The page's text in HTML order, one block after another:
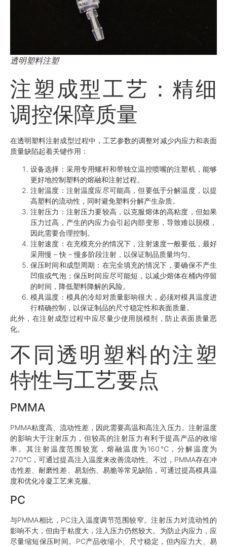
透明塑料注塑
注塑成型工艺：精细
调控保障质量
在透明塑料注射成型过程中，工艺参数的调整对减少内应力和表面
质量缺陷起着关键作用：
设备选择 ：采用专用螺杆和带独立温控喷嘴的注塑机，能够
更好地控制塑料的熔融和注射过程。
注射温度 ：注射温度应尽可能高，但要低于分解温度，以提
高塑料的流动性，同时避免塑料分解产生杂质。
注射压力 ：注射压力要较高，以克服熔体的高粘度，但如果
压力过高，产生的内应力会引起内部变形，导致难以脱模，
因此需要合理控制。
注射速度 ：在充模充分的情况下，注射速度一般要低，最好
采用慢 – 快 – 慢多阶段注射，以保证制品质量均匀。
保压时间和成型周期 ：在完全填充的情况下，要确保不产生
凹痕或气泡；保压时间应尽可能短，以减少熔体在桶内停留
的时间，降低塑料降解的风险。
模具温度 ：模具的冷却对质量影响很大，必须对模具温度进
行精确控制，以保证制品的尺寸稳定性和表面质量。
此外，在注射成型过程中应尽量少使用脱模剂，防止表面质量恶
化。
不同透明塑料的注塑
特性与工艺要点
PMMA
PMMA粘度高、流动性差，因此需要高温和高注入压力。注射温度
的影响大于注射压力，但较高的注射压力有利于提高产品的收缩
率。其注射温度范围较宽，熔融温度为160℃，分解温度为
270℃，可通过提高注入温度来改善流动性。不过，PMMA存在冲
击性差、耐磨性差、易划伤、易脆等常见缺陷，可通过提高模具温
度和优化冷凝工艺来克服。
PC
与PMMA相比，PC注入温度调节范围较窄。注射压力对流动性的
影响不大，但由于粘度大，注入压力仍然较大。为防止内应力，应
尽量缩短保压时间。PC产品收缩小、尺寸稳定，但内应力大、易